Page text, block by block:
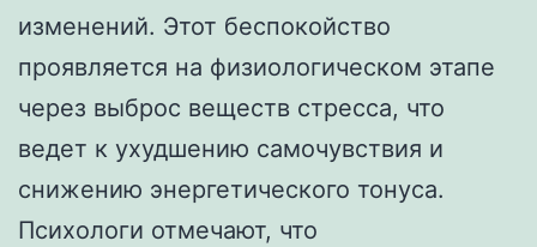
изменений. Этот беспокойство
проявляется на физиологическом этапе
через выброс веществ стресса, что
ведет к ухудшению самочувствия и
снижению энергетического тонуса.
Психологи отмечают, что